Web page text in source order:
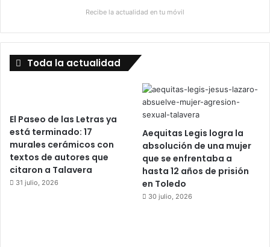
Recibe la actualidad en tu móvil
Toda la actualidad
El Paseo de las Letras ya
está terminado: 17
murales cerámicos con
textos de autores que
citaron a Talavera
31 julio, 2026
Aequitas Legis logra la
absolución de una mujer
que se enfrentaba a
hasta 12 años de prisión
en Toledo
30 julio, 2026